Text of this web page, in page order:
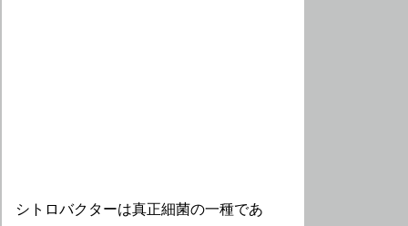
シトロバクターは真正細菌の一種であ